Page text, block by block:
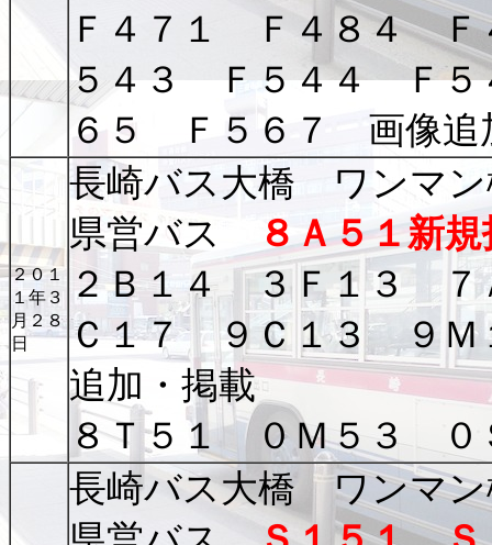
Ｆ４７１ Ｆ４８４
５４３ Ｆ５４４ Ｆ
６５ Ｆ５６７ 画像追
２０１
１年３
月２８
日
長崎バス大橋 ワンマン
県営バス
８Ａ５１新
２Ｂ１４ ３Ｆ１３
Ｃ１７ ９Ｃ１３ ９
追加・掲載
８Ｔ５１ ０Ｍ５３ ０
長崎バス大橋 ワンマン